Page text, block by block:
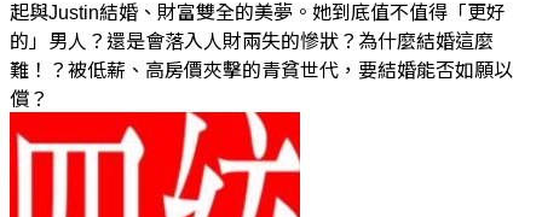
起與Justin結婚、財富雙全的美夢。她到底值不值得「更好
的」男人？還是會落入人財兩失的慘狀？為什麼結婚這麼
難！？被低薪、高房價夾擊的青貧世代，要結婚能否如願以
償？